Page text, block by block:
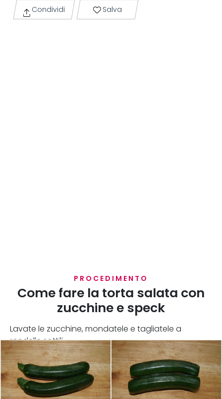
Condividi Salva
PROCEDIMENTO
Come fare la torta salata con
zucchine e speck
Lavate le zucchine, mondatele e tagliatele a
rondelle sottili.